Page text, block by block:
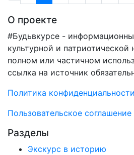
О проекте
#Будьвкурсе -
культурной и патриотической
полном или частичном
ссылка на источник
Политика конфиденциальности
Пользовательское соглашение
Разделы
Экскурс в историю